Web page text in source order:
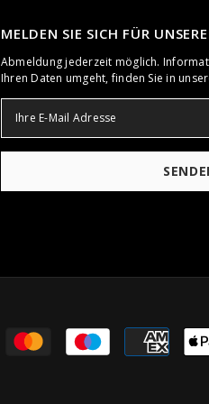
MELDEN SIE SICH FÜR
Abmeldung jederzeit möglich.
Ihren Daten umgeht, finden Sie in